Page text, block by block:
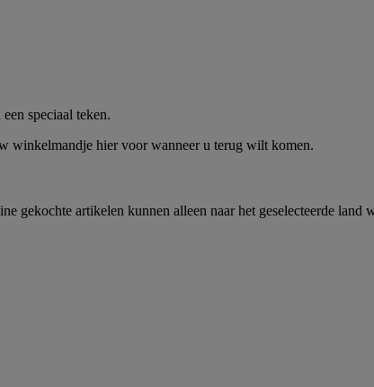
speciaal teken.
winkelmandje hier voor wanneer u terug wilt komen.
artikelen kunnen alleen naar het geselecteerde land